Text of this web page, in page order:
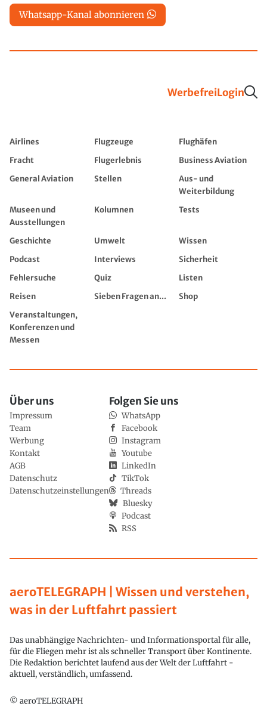
Whatsapp-Kanal abonnieren
WerbefreiLogin
Airlines Flugzeuge
Flughäfen
Fracht
Flugerlebnis
Business Aviation
General Aviation
Stellen
Aus- und
Weiterbildung
Museen und
Ausstellungen
Kolumnen Tests
Geschichte Umwelt
Wissen
Podcast
Interviews
Sicherheit
Fehlersuche
Quiz
Listen
Reisen
Sieben Fragen an...
Shop
Veranstaltungen,
Konferenzen und
Messen
aeroTELEGRAPH | Wissen und verstehen,
was in der Luftfahrt passiert
Das unabhängige Nachrichten- und Informationsportal für alle,
für die Fliegen mehr ist als schneller Transport über Kontinente.
Die Redaktion berichtet laufend aus der Welt der Luftfahrt -
aktuell, verständlich, umfassend.
© aeroTELEGRAPH
Über uns
Impressum
Team
Werbung
Kontakt
AGB
Datenschutz
Datenschutzeinstellungen
Folgen Sie uns
WhatsApp
Facebook
Instagram
Youtube
LinkedIn
TikTok
Threads
Bluesky
Podcast
RSS